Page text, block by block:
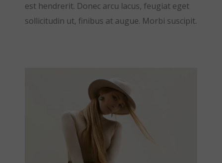
est hendrerit. Donec arcu lacus, feugiat eget
sollicitudin ut, finibus at augue. Morbi suscipit.